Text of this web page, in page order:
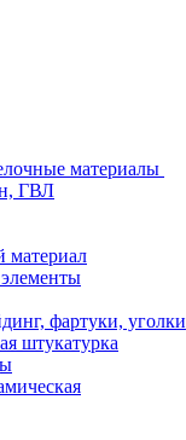
материалы
ГВЛ
материал
фартуки, уголки
штукатурка